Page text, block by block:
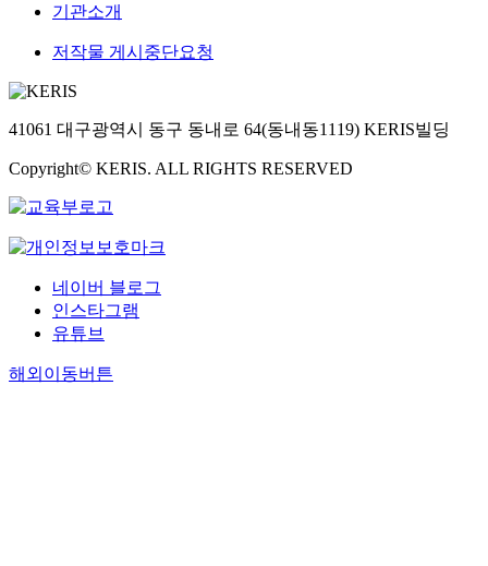
기관소개
저작물 게시중단요청
41061 대구광역시 동구 동내로 64(동내동1119) KERIS빌딩
Copyright© KERIS. ALL RIGHTS RESERVED
네이버 블로그
인스타그램
유튜브
해외이동버튼